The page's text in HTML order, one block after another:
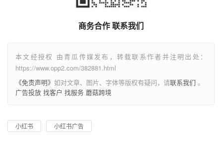
商务合作 联系我们
本文经授权 由青瓜传媒发布，转载联系作者并注明出处：
https://www.opp2.com/382881.html
《免责声明》 如对文章、图片、字体等版权有疑问，请联系我们 。
广告投放 找客户 找服务 蘑菇跨境
小红书 小红书广告